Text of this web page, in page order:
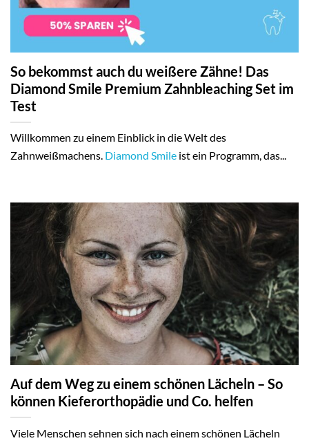
So bekommst auch du weißere Zähne! Das
Diamond Smile Premium Zahnbleaching Set im
Test
Willkommen zu einem Einblick in die Welt des
Zahnweißmachens. Diamond Smile ist ein Programm, das...
Auf dem Weg zu einem schönen Lächeln – So
können Kieferorthopädie und Co. helfen
Viele Menschen sehnen sich nach einem schönen Lächeln